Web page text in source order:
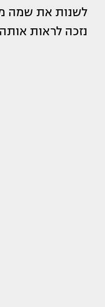
לשנות את שמה
נזכה לראות